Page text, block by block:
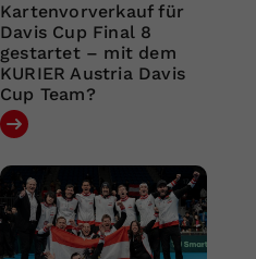
Kartenvorverkauf für
Davis Cup Final 8
gestartet – mit dem
KURIER Austria Davis
Cup Team?